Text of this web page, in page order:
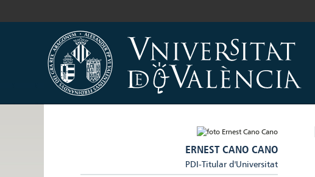
ERNEST CANO CANO
PDI-Titular d'Universitat